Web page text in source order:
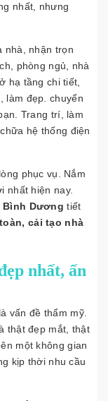
nhất, nhưng
nhà, nhận trọn
phòng ngủ, nhà
hạ tầng chi tiết,
làm đẹp. chuyển
Trang trí, làm
hệ thống điện
phục vụ. Nắm
nhất hiện nay.
Bình Dương tiết
cải tạo nhà
nhất, ấn
vấn đề thẩm mỹ.
thật đẹp mắt, thật
một không gian
kịp thời nhu cầu